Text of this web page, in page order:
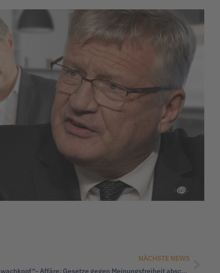
NÄCHSTE NEWS
Hans-Georg Maaßen nach der „Schwachkopf“- Affäre: Gesetze gegen Meinungsfreiheit abschaffen!